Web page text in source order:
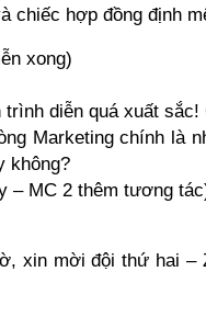
chiếc hợp đồng định
xong)
trình diễn quá xuất sắc!
Marketing chính là
không?
– MC 2 thêm tương
xin mời đội thứ hai –